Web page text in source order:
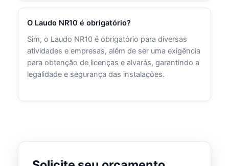
O Laudo NR10 é obrigatório?
Sim, o Laudo NR10 é obrigatório para diversas
atividades e empresas, além de ser uma exigência
para obtenção de licenças e alvarás, garantindo a
legalidade e segurança das instalações.